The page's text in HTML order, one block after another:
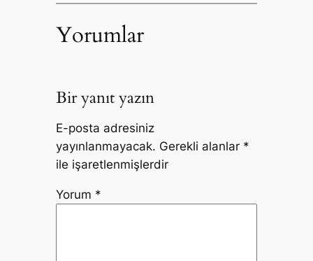
Yorumlar
Bir yanıt yazın
E-posta adresiniz
yayınlanmayacak. Gerekli alanlar *
ile işaretlenmişlerdir
Yorum *